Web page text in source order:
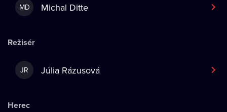
MD Michal Ditte
Režisér
JR Júlia Rázusová
Herec